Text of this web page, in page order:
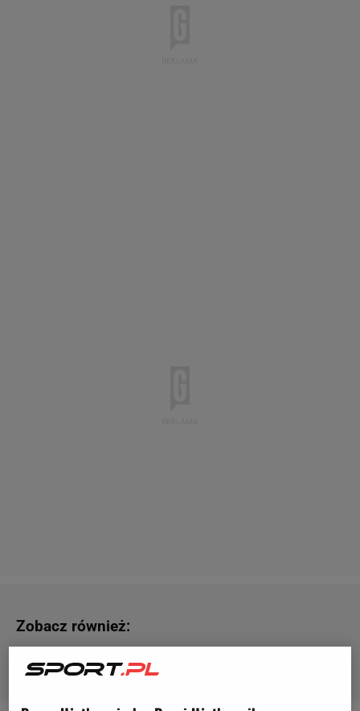
Zobacz również:
półmaraton-rzut młotem